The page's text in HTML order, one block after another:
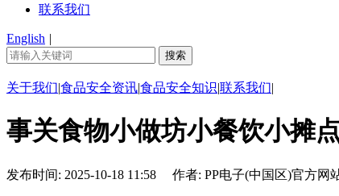
联系我们
English |
关于我们|食品安全资讯|食品安全知识|联系我们|
事关食物小做坊小餐饮小摊
发布时间: 2025-10-18 11:58 作者: PP电子(中国区)官方网